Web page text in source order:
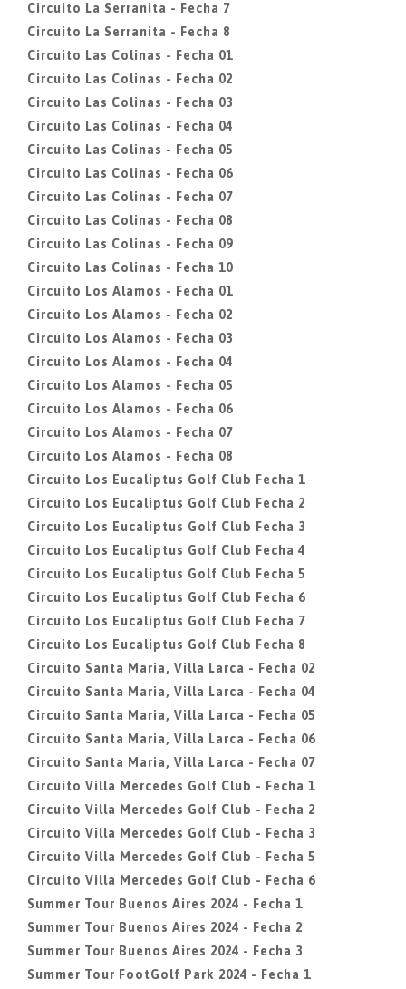
Circuito La Serranita - Fecha 7
Circuito La Serranita - Fecha 8
Circuito Las Colinas - Fecha 01
Circuito Las Colinas - Fecha 02
Circuito Las Colinas - Fecha 03
Circuito Las Colinas - Fecha 04
Circuito Las Colinas - Fecha 05
Circuito Las Colinas - Fecha 06
Circuito Las Colinas - Fecha 07
Circuito Las Colinas - Fecha 08
Circuito Las Colinas - Fecha 09
Circuito Las Colinas - Fecha 10
Circuito Los Alamos - Fecha 01
Circuito Los Alamos - Fecha 02
Circuito Los Alamos - Fecha 03
Circuito Los Alamos - Fecha 04
Circuito Los Alamos - Fecha 05
Circuito Los Alamos - Fecha 06
Circuito Los Alamos - Fecha 07
Circuito Los Alamos - Fecha 08
Circuito Los Eucaliptus Golf Club Fecha 1
Circuito Los Eucaliptus Golf Club Fecha 2
Circuito Los Eucaliptus Golf Club Fecha 3
Circuito Los Eucaliptus Golf Club Fecha 4
Circuito Los Eucaliptus Golf Club Fecha 5
Circuito Los Eucaliptus Golf Club Fecha 6
Circuito Los Eucaliptus Golf Club Fecha 7
Circuito Los Eucaliptus Golf Club Fecha 8
Circuito Santa Maria, Villa Larca - Fecha 02
Circuito Santa Maria, Villa Larca - Fecha 04
Circuito Santa Maria, Villa Larca - Fecha 05
Circuito Santa Maria, Villa Larca - Fecha 06
Circuito Santa Maria, Villa Larca - Fecha 07
Circuito Villa Mercedes Golf Club - Fecha 1
Circuito Villa Mercedes Golf Club - Fecha 2
Circuito Villa Mercedes Golf Club - Fecha 3
Circuito Villa Mercedes Golf Club - Fecha 5
Circuito Villa Mercedes Golf Club - Fecha 6
Summer Tour Buenos Aires 2024 - Fecha 1
Summer Tour Buenos Aires 2024 - Fecha 2
Summer Tour Buenos Aires 2024 - Fecha 3
Summer Tour FootGolf Park 2024 - Fecha 1